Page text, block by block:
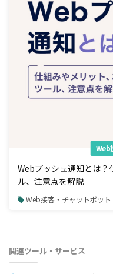
Web
Webプッシュ通知とは？
ル、注意点を解説
Web接客・チャットボット
関連ツール・サービス